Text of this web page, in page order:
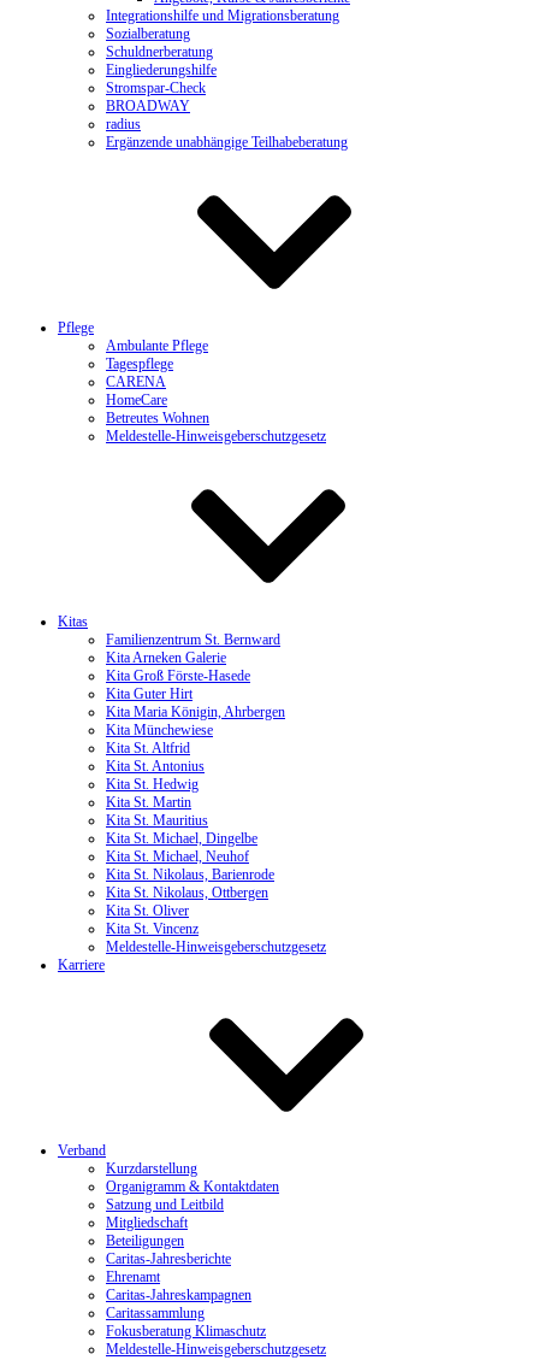
Integrationshilfe und Migrationsberatung
Sozialberatung
Schuldnerberatung
Eingliederungshilfe
Stromspar-Check
BROADWAY
radius
Ergänzende unabhängige Teilhabeberatung
Pflege
Ambulante Pflege
Tagespflege
CARENA
HomeCare
Betreutes Wohnen
Meldestelle-Hinweisgeberschutzgesetz
Kitas
Familienzentrum St. Bernward
Kita Arneken Galerie
Kita Groß Förste-Hasede
Kita Guter Hirt
Kita Maria Königin, Ahrbergen
Kita Münchewiese
Kita St. Altfrid
Kita St. Antonius
Kita St. Hedwig
Kita St. Martin
Kita St. Mauritius
Kita St. Michael, Dingelbe
Kita St. Michael, Neuhof
Kita St. Nikolaus, Barienrode
Kita St. Nikolaus, Ottbergen
Kita St. Oliver
Kita St. Vincenz
Meldestelle-Hinweisgeberschutzgesetz
Karriere
Verband
Kurzdarstellung
Organigramm & Kontaktdaten
Satzung und Leitbild
Mitgliedschaft
Beteiligungen
Caritas-Jahresberichte
Ehrenamt
Caritas-Jahreskampagnen
Caritassammlung
Fokusberatung Klimaschutz
Meldestelle-Hinweisgeberschutzgesetz